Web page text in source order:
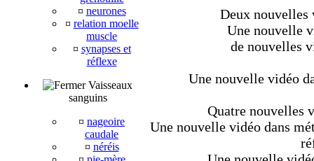
¤ neurones
¤ relation moelle
muscle
¤ synapses et
réflexe
Vaisseaux
sanguins
¤ nageoire
caudale
¤ néréis
Deux nouvelles
Une nouvelle
de nouvelles
Une nouvelle vidéo
Quatre nouvelles
Une nouvelle vidéo dans